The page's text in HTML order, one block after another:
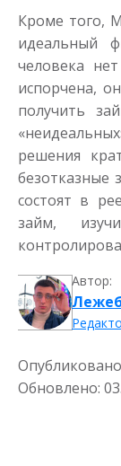
Кроме того,
идеальный
человека
испорчена,
получить
решения
безотказные
состоят в
займ,
Автор:
Обновлено: